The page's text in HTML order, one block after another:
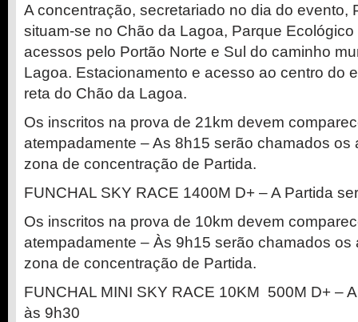
A concentração, secretariado no dia do evento,
situam-se no Chão da Lagoa, Parque
acessos pelo Portão Norte e Sul do caminho
Lagoa. Estacionamento e acesso ao centro do
reta do Chão da Lagoa.
Os inscritos na prova de 21km devem
atempadamente – As 8h15 serão chamados os
zona de concentração de Partida.
FUNCHAL SKY RACE 1400M D+ – A Partida
Os inscritos na prova de 10km devem
atempadamente – Às 9h15 serão chamados os
zona de concentração de Partida.
FUNCHAL MINI SKY RACE 10KM 500M D+ –
às 9h30